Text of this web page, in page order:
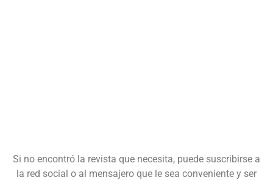
Si no encontró la revista que necesita, puede suscribirse a
la red social o al mensajero que le sea conveniente y ser